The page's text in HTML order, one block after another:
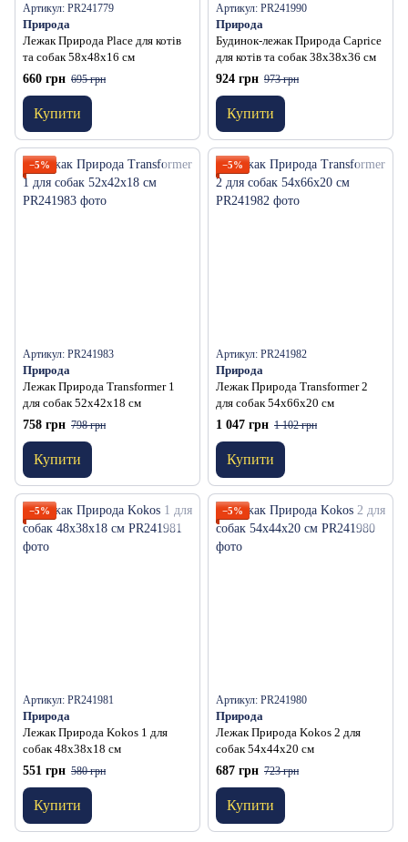
Артикул: PR241779
Природа
Лежак Природа Place для котів
та собак 58х48х16 см
660 грн 695 грн
Купити
Артикул: PR241990
Природа
Будинок-лежак Природа Caprice
для котів та собак 38х38х36 см
924 грн 973 грн
Купити
−5%
Артикул: PR241983
Природа
Лежак Природа Transformer 1
для собак 52х42х18 см
758 грн 798 грн
Купити
−5%
Артикул: PR241982
Природа
Лежак Природа Transformer 2
для собак 54х66х20 см
1 047 грн 1 102 грн
Купити
−5%
Артикул: PR241981
Природа
Лежак Природа Kokos 1 для
собак 48х38х18 см
551 грн 580 грн
Купити
−5%
Артикул: PR241980
Природа
Лежак Природа Kokos 2 для
собак 54х44х20 см
687 грн 723 грн
Купити